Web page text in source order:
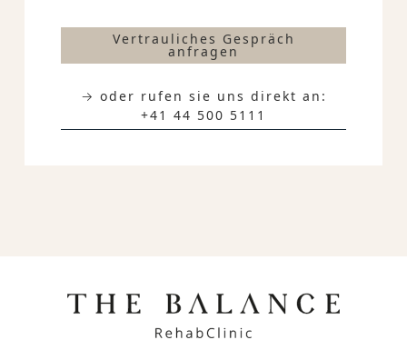
Vertrauliches Gespräch
anfragen
→ oder rufen sie uns direkt an:
+41 44 500 5111